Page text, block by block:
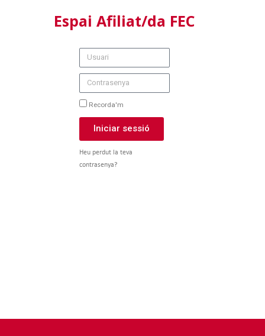
Espai Afiliat/da FEC
Recorda'm
Iniciar sessió
Heu perdut la teva
contrasenya?